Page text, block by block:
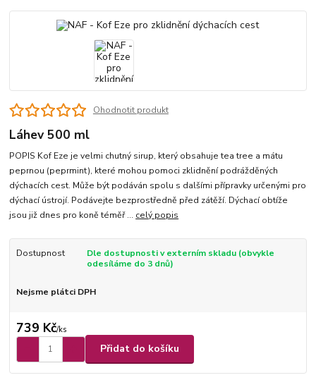
Ohodnotit produkt
Láhev 500 ml
POPIS Kof Eze je velmi chutný sirup, který obsahuje tea tree a mátu
peprnou (peprmint), které mohou pomoci zklidnění podrážděných
dýchacích cest. Může být podáván spolu s dalšími přípravky určenými pro
dýchací ústrojí. Podávejte bezprostředně před zátěží. Dýchací obtíže
jsou již dnes pro koně téměř ... celý popis
Dostupnost
Dle dostupnosti v externím skladu (obvykle
odesíláme do 3 dnů)
Nejsme plátci DPH
739 Kč/ks
Přidat do košíku